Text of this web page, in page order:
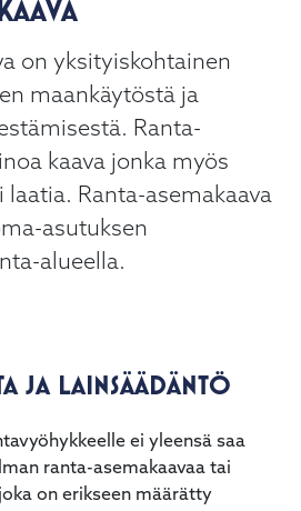
on yksityiskohtainen
maankäytöstä ja
Ranta-
kaava jonka myös
Ranta-asemakaava
asutuksen
alueella.
JA LAINSÄÄDÄNTÖ
ei yleensä saa
ranta-asemakaavaa tai
on erikseen määrätty